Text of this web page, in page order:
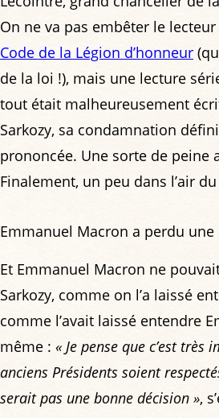
On ne va pas embêter le lecteur
Code de la Légion d’honneur
de la loi !), mais une lecture
tout était malheureusement
Sarkozy, sa condamnation
prononcée. Une sorte de peine
Finalement, un peu dans l’air
Emmanuel Macron a perdu
Et Emmanuel Macron ne
Sarkozy, comme on l’a laissé
comme l’avait laissé entendre
même : « Je pense que c’est très
anciens Présidents soient
serait pas une bonne décision »,